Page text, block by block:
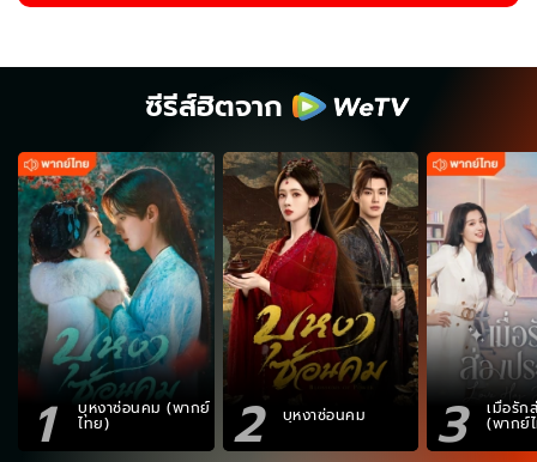
ซีรีส์ฮิตจาก
1 บุหงาซ่อนคม (พากย์
ไทย) 2 บุหงาซ่อนคม 3 เมื่อรัก
(พากย์